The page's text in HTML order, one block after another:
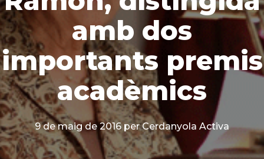
amb dos
importants premis
acadèmics
9 de maig de 2016 per Cerdanyola Activa